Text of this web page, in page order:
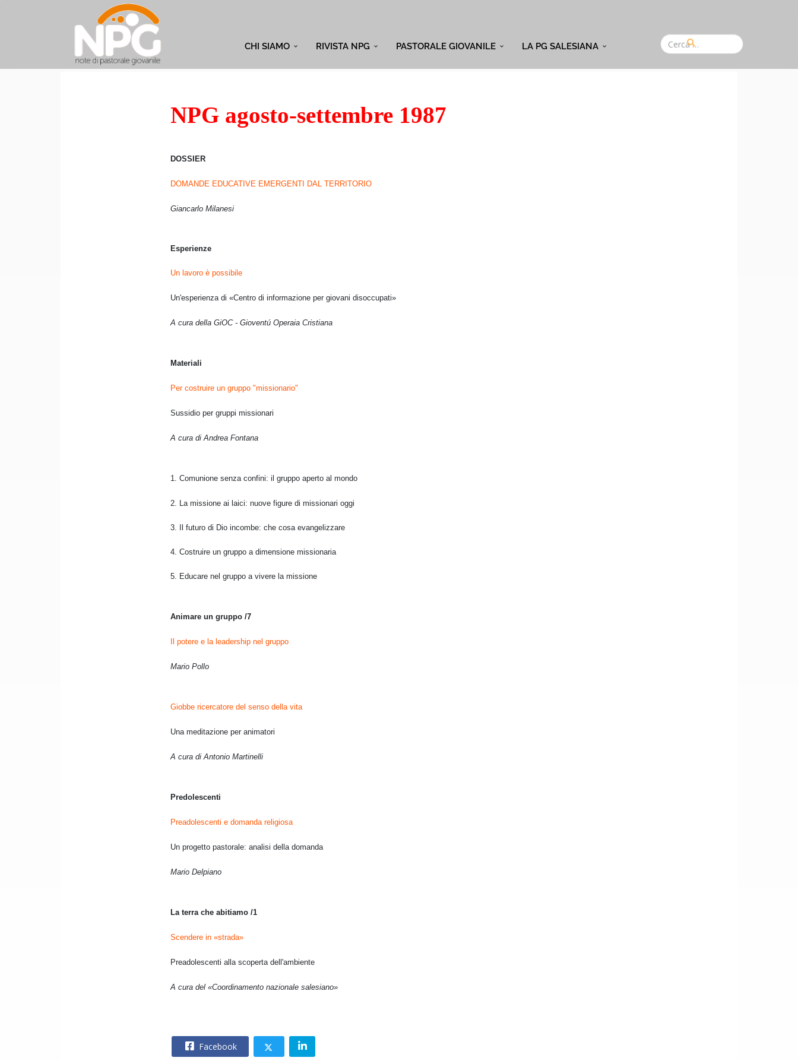
CHI SIAMO RIVISTA NPG PASTORALE GIOVANILE LA PG SALESIANA
NPG agosto-settembre 1987
DOSSIER
DOMANDE EDUCATIVE EMERGENTI DAL TERRITORIO
Giancarlo Milanesi
Esperienze
Un lavoro è possibile
Un'esperienza di «Centro di informazione per giovani disoccupati»
A cura della GiOC - Gioventú Operaia Cristiana
Materiali
Per costruire un gruppo "missionario"
Sussidio per gruppi missionari
A cura di Andrea Fontana
1. Comunione senza confini: il gruppo aperto al mondo
2. La missione ai laici: nuove figure di missionari oggi
3. Il futuro di Dio incombe: che cosa evangelizzare
4. Costruire un gruppo a dimensione missionaria
5. Educare nel gruppo a vivere la missione
Animare un gruppo /7
Il potere e la leadership nel gruppo
Mario Pollo
Giobbe ricercatore del senso della vita
Una meditazione per animatori
A cura di Antonio Martinelli
Predolescenti
Preadolescenti e domanda religiosa
Un progetto pastorale: analisi della domanda
Mario Delpiano
La terra che abitiamo /1
Scendere in «strada»
Preadolescenti alla scoperta dell'ambiente
A cura del «Coordinamento nazionale salesiano»
Facebook